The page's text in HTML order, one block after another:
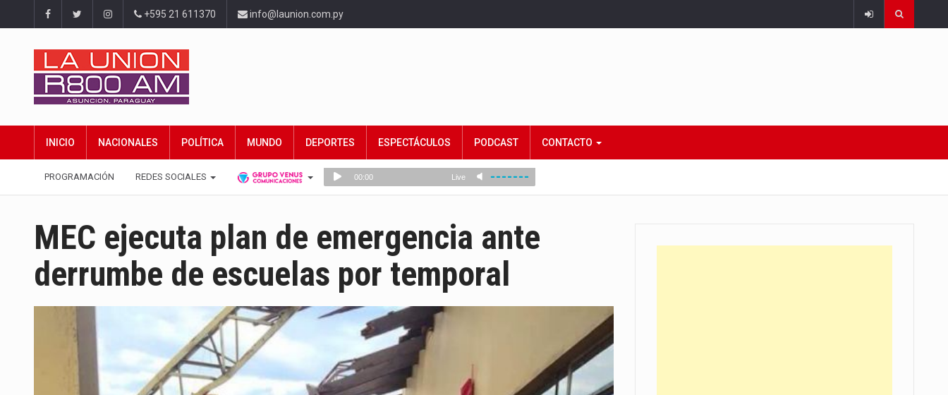
+595 21 611370 info@launion.com.py
INICIO NACIONALES POLÍTICA MUNDO DEPORTES ESPECTÁCULOS PODCAST CONTACTO
PROGRAMACIÓN REDES SOCIALES
MEC ejecuta plan de emergencia ante
derrumbe de escuelas por temporal